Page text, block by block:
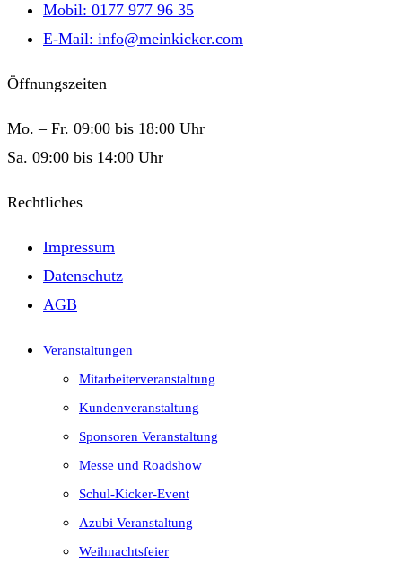
Mobil: 0177 977 96 35
E-Mail: info@meinkicker.com
Öffnungszeiten
Mo. – Fr. 09:00 bis 18:00 Uhr
Sa. 09:00 bis 14:00 Uhr
Rechtliches
Impressum
Datenschutz
AGB
Veranstaltungen
Mitarbeiterveranstaltung
Kundenveranstaltung
Sponsoren Veranstaltung
Messe und Roadshow
Schul-Kicker-Event
Azubi Veranstaltung
Weihnachtsfeier